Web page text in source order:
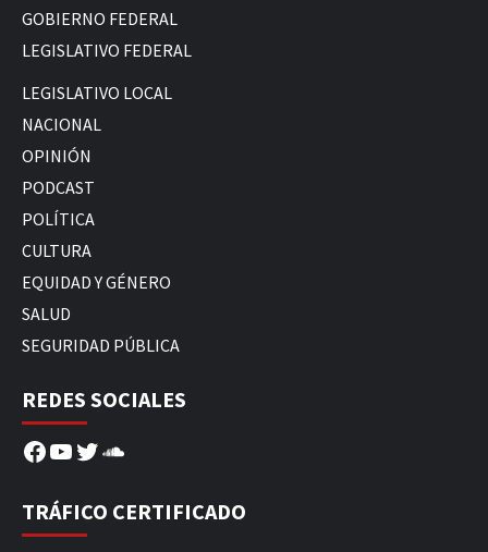
GOBIERNO FEDERAL
LEGISLATIVO FEDERAL
LEGISLATIVO LOCAL
NACIONAL
OPINIÓN
PODCAST
POLÍTICA
CULTURA
EQUIDAD Y GÉNERO
SALUD
SEGURIDAD PÚBLICA
REDES SOCIALES
Facebook
YouTube
Twitter
SoundCloud
TRÁFICO CERTIFICADO